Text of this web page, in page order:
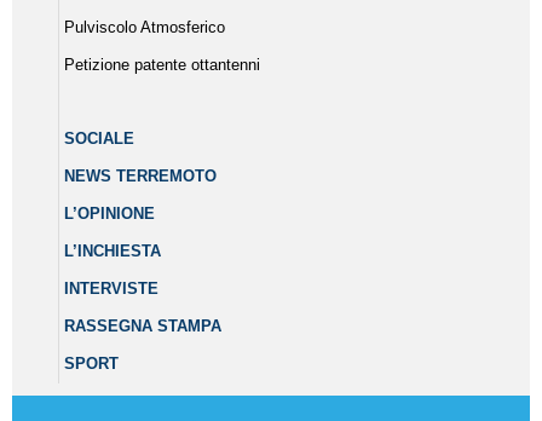
Pulviscolo Atmosferico
Petizione patente ottantenni
SOCIALE
NEWS TERREMOTO
L’OPINIONE
L’INCHIESTA
INTERVISTE
RASSEGNA STAMPA
SPORT